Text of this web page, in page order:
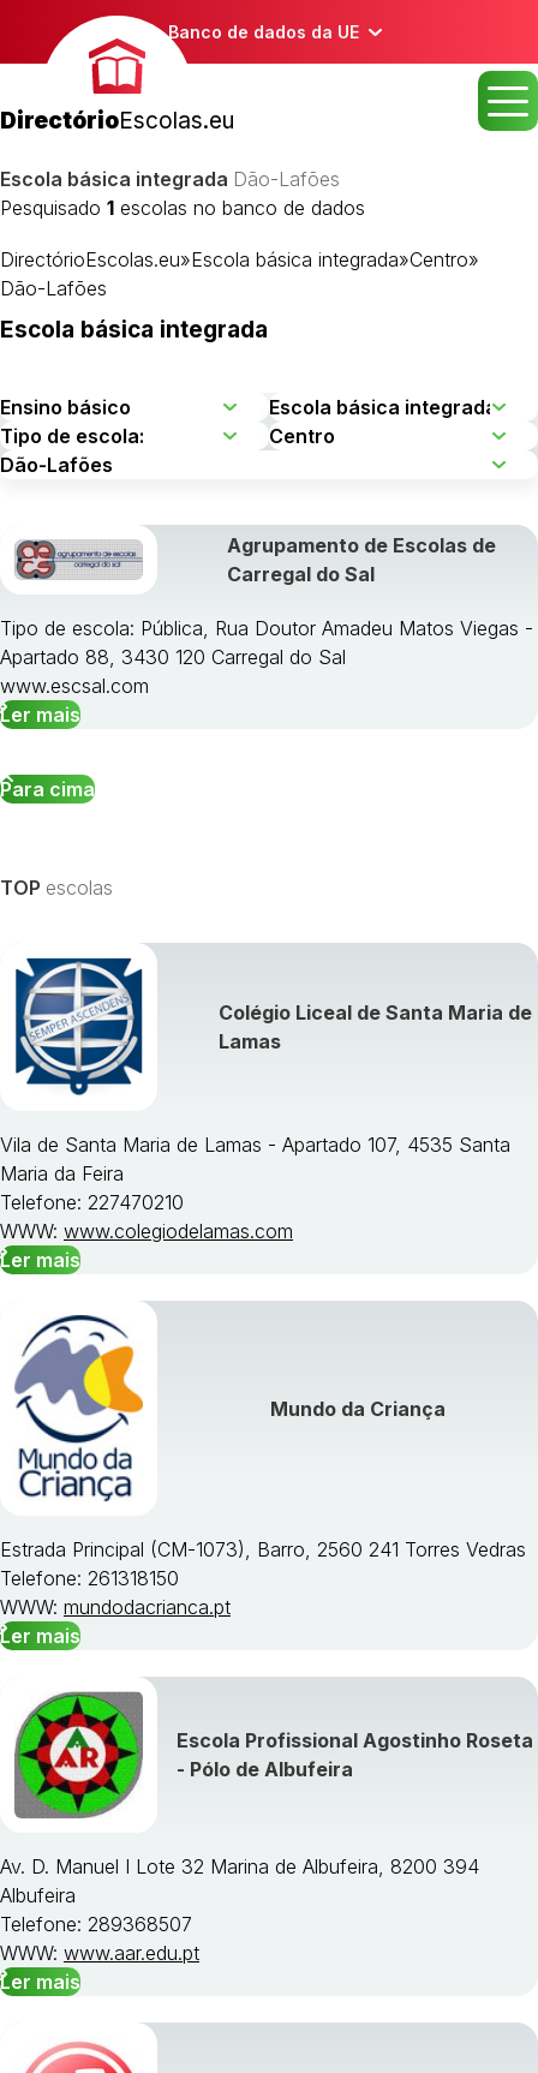
Banco de dados da UE
DirectórioEscolas.eu
Escola básica integrada Dão-Lafões
Pesquisado 1 escolas no banco de dados
DirectórioEscolas.eu»Escola básica integrada»Centro»
Dão-Lafões
Escola básica integrada
Agrupamento de Escolas de
Carregal do Sal
Tipo de escola: Pública, Rua Doutor Amadeu Matos Viegas -
Apartado 88, 3430 120 Carregal do Sal
www.escsal.com
Ler mais
Para cima
TOP escolas
Colégio Liceal de Santa Maria de
Lamas
Vila de Santa Maria de Lamas - Apartado 107, 4535 Santa
Maria da Feira
Telefone: 227470210
WWW: www.colegiodelamas.com
Ler mais
Mundo da Criança
Estrada Principal (CM-1073), Barro, 2560 241 Torres Vedras
Telefone: 261318150
WWW: mundodacrianca.pt
Ler mais
Escola Profissional Agostinho Roseta
- Pólo de Albufeira
Av. D. Manuel I Lote 32 Marina de Albufeira, 8200 394
Albufeira
Telefone: 289368507
WWW: www.aar.edu.pt
Ler mais